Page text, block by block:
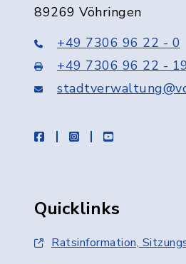
89269 Vöhringen
+49 7306 96 22 - 0
+49 7306 96 22 -
facebookinstagramyoutube
Quicklinks
Ratsinformation,